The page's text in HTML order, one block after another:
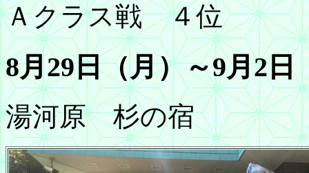
Ａクラス戦 ４位
8月29日（月）～9月2
湯河原 杉の宿